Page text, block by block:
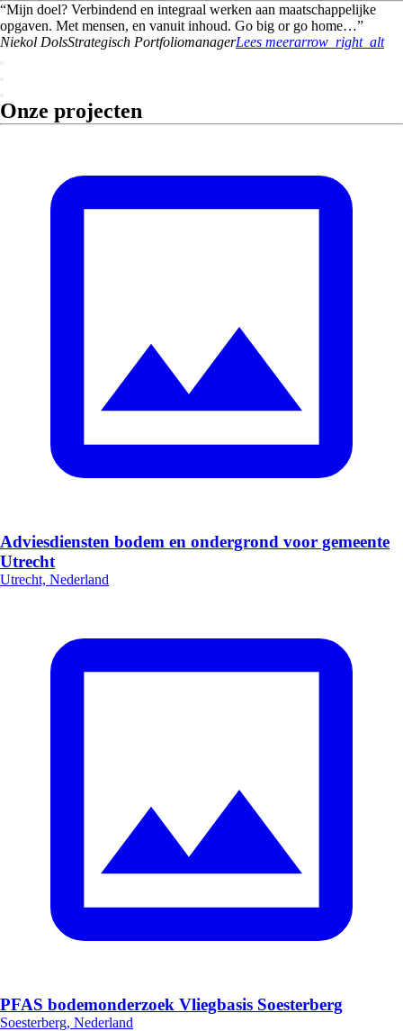
“Mijn doel? Verbindend en integraal werken aan maatschappelijke
opgaven. Met mensen, en vanuit inhoud. Go big or go home…”
Niekol DolsStrategisch PortfoliomanagerLees meerarrow_right_alt
Onze projecten
Adviesdiensten bodem en ondergrond voor gemeente
Utrecht
Utrecht, Nederland
PFAS bodemonderzoek Vliegbasis Soesterberg
Soesterberg, Nederland